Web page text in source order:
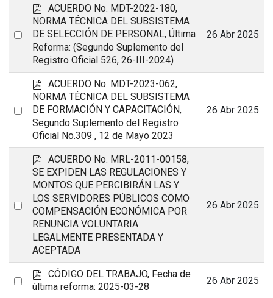
Select
p
d
f
ACUERDO No. MDT-2022-180,
NORMA TÉCNICA DEL SUBSISTEMA
DE SELECCIÓN DE PERSONAL, Última
Reforma: (Segundo Suplemento del
Registro Oficial 526, 26-III-2024)
26 Abr 2025
Select
p
d
f
ACUERDO No. MDT-2023-062,
NORMA TÉCNICA DEL SUBSISTEMA
DE FORMACIÓN Y CAPACITACIÓN,
Segundo Suplemento del Registro
Oficial No.309 , 12 de Mayo 2023
26 Abr 2025
Select
p
d
f
ACUERDO No. MRL-2011-00158,
SE EXPIDEN LAS REGULACIONES Y
MONTOS QUE PERCIBIRÁN LAS Y
LOS SERVIDORES PÚBLICOS COMO
COMPENSACIÓN ECONÓMICA POR
RENUNCIA VOLUNTARIA
LEGALMENTE PRESENTADA Y
ACEPTADA
26 Abr 2025
Select
p
d
CÓDIGO DEL TRABAJO, Fecha de
última reforma: 2025-03-28
26 Abr 2025